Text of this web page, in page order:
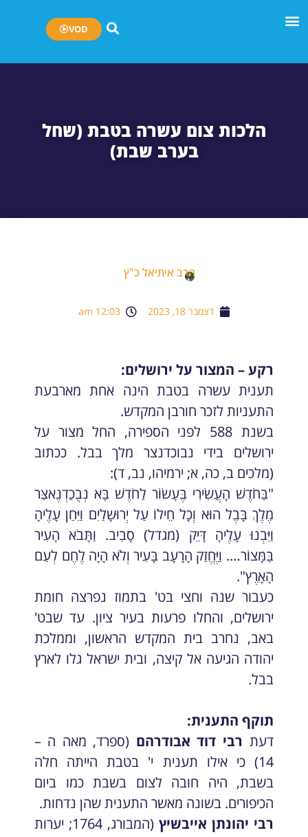
VOD
הלכות צום עשרה בטבת (שחל
בערב שבת)
הרב איתיאל כ"ץ
דצמבר 18, 2023 12:03 am
רקע – המצור על ירושלים:
תענית עשרה בטבת הינה אחת מארבעת
התעניות לזכר חורבן המקדש.
בשנת 588 לפני הספירה, החל מצור על
ירושלים בידי נבוכדנצר מלך בבל. ככתוב
(מלכים ב, כה, א; ירמיהו, נב, ד):
"בַּחֹדֶשׁ הָעֲשִׂירִי בֶּעָשׂוֹר לַחֹדֶשׁ בָּא נְבֻכַדְנֶאצַּר
מֶלֶךְ בָּבֶל הוּא וְכָל חֵילוֹ עַל יְרוּשָלַיִם וַיִּחַן עָלֶיהָ
וַיִּבְנוּ עָלֶיהָ דָּיֵק (מגדל) סָבִיב. וַתָּבֹא הָעִיר
בַּמָּצוֹר…. וַיֶּחֱזַק הָרָעָב בָּעִיר וְלֹא הָיָה לֶחֶם לְעַם
הָאָרֶץ".
כעבור שנה וחצי בט' בתמוז נפרצה חומת
ירושלים, והחלו פרעות בעיר ציון. עד שבט'
באב, נחרב בית המקדש הראשון, וממלכת
יהודה הגיעה אל קיצה, ובית ישראל גלו לארץ
בבל.
תוקף התענית:
דעת רבי דוד אבודרהם (ספרד, מאה ה –
14) כי אילו תענית י' בטבת הייתה חלה
בשבת, היה חובה לצום בשבת כמו ביום
הכיפורים. בשונה מאשר התענית שהן נדחות.
רבי יהונתן אייבשיץ
(המבורג, 1764; יערות